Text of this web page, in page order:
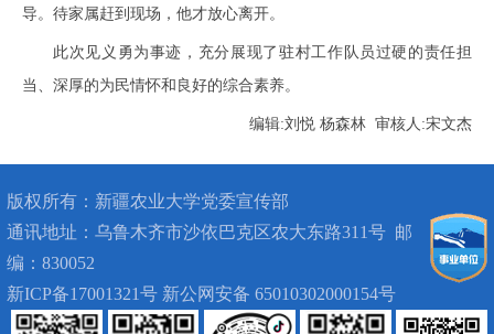
导。待家属赶到现场，他才放心离开。
此次见义勇为事迹， 充分展现了驻村工作队员过硬的责任担
当、深厚的为民情怀和良好的综合素养。
编辑:刘悦 杨森林 审核人:宋文杰
版权所有： 新疆农业大学党委宣传部
通讯地址： 乌鲁木齐市沙依巴克区农大东路311号 邮
编：830052
新ICP备17001321号 新公网安备 65010302000154号